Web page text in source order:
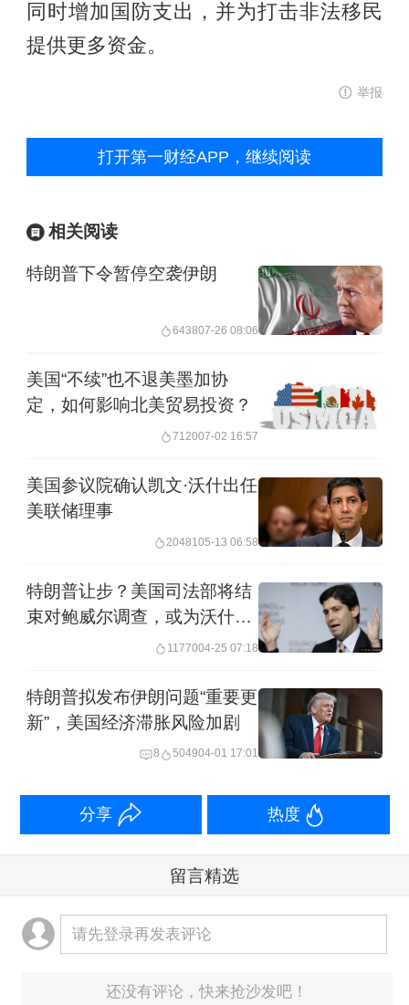
同时增加国防支出，并为打击非法移民
提供更多资金。
举报
打开第一财经APP，继续阅读
相关阅读
特朗普下令暂停空袭伊朗
643807-26 08:06
美国“不续”也不退美墨加协
定，如何影响北美贸易投资？
712007-02 16:57
美国参议院确认凯文·沃什出任
美联储理事
2048105-13 06:58
特朗普让步？美国司法部将结
束对鲍威尔调查，或为沃什确
认美联储主席提名铺平道路
1177004-25 07:18
特朗普拟发布伊朗问题“重要更
新”，美国经济滞胀风险加剧
8 504904-01 17:01
分享 热度
留言精选
请先登录再发表评论
还没有评论，快来抢沙发吧！